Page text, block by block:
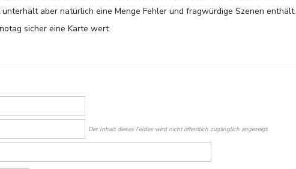
aber natürlich eine Menge Fehler und fragwürdige Szenen enthält.
sicher eine Karte wert.
Der Inhalt dieses Feldes wird nicht öffentlich zugänglich angezeigt.